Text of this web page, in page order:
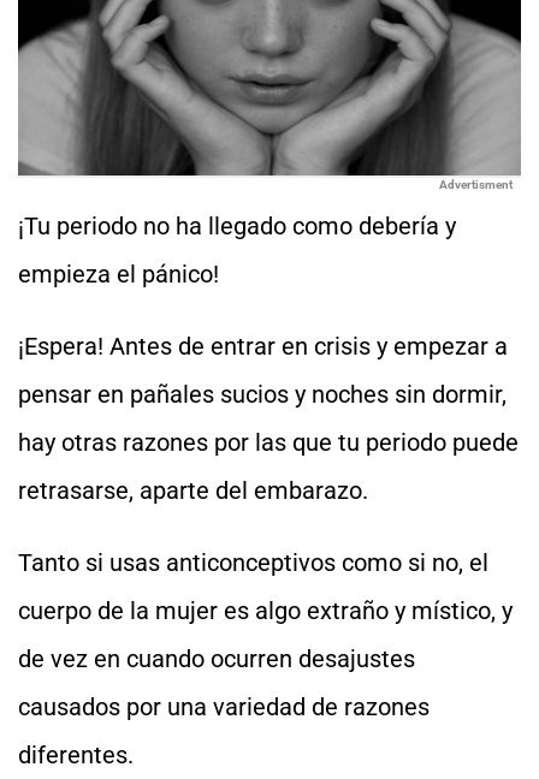
Advertisment
¡Tu periodo no ha llegado como debería y
empieza el pánico!
¡Espera! Antes de entrar en crisis y empezar a
pensar en pañales sucios y noches sin dormir,
hay otras razones por las que tu periodo puede
retrasarse, aparte del embarazo.
Tanto si usas anticonceptivos como si no, el
cuerpo de la mujer es algo extraño y místico, y
de vez en cuando ocurren desajustes
causados por una variedad de razones
diferentes.